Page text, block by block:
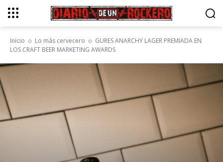
Inicio Lo más cervecero
GURES ANARCHY LAGER PREMIADA EN
LOS CRAFT BEER MARKETING AWARDS